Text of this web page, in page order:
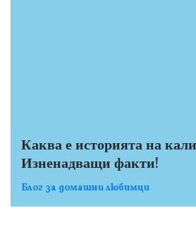
Каква е историята на
Изненадващи факти!
Блог за домашни любимци